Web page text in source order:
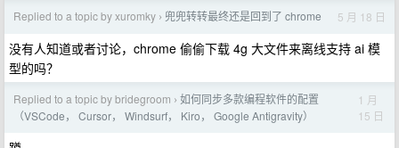
Replied to a topic by xuromky › 兜兜转转最终还是回到了 chrome 5 月 18 日
没有人知道或者讨论，chrome 偷偷下载 4g 大文件来离线支持 ai 模
型的吗？
Replied to a topic by bridegroom › 如何同步多款编程软件的配置
（VSCode， Cursor， Windsurf， Kiro， Google Antigravity）
1 月
15 日